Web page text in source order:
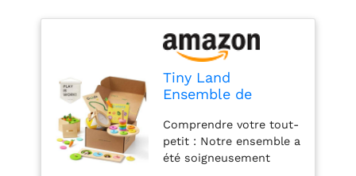
Tiny Land
Ensemble de
pour Bébé de 13-15
Mois - Tambour
Bébé, Jeu de
Comprendre votre tout-
petit : Notre ensemble a
été soigneusement